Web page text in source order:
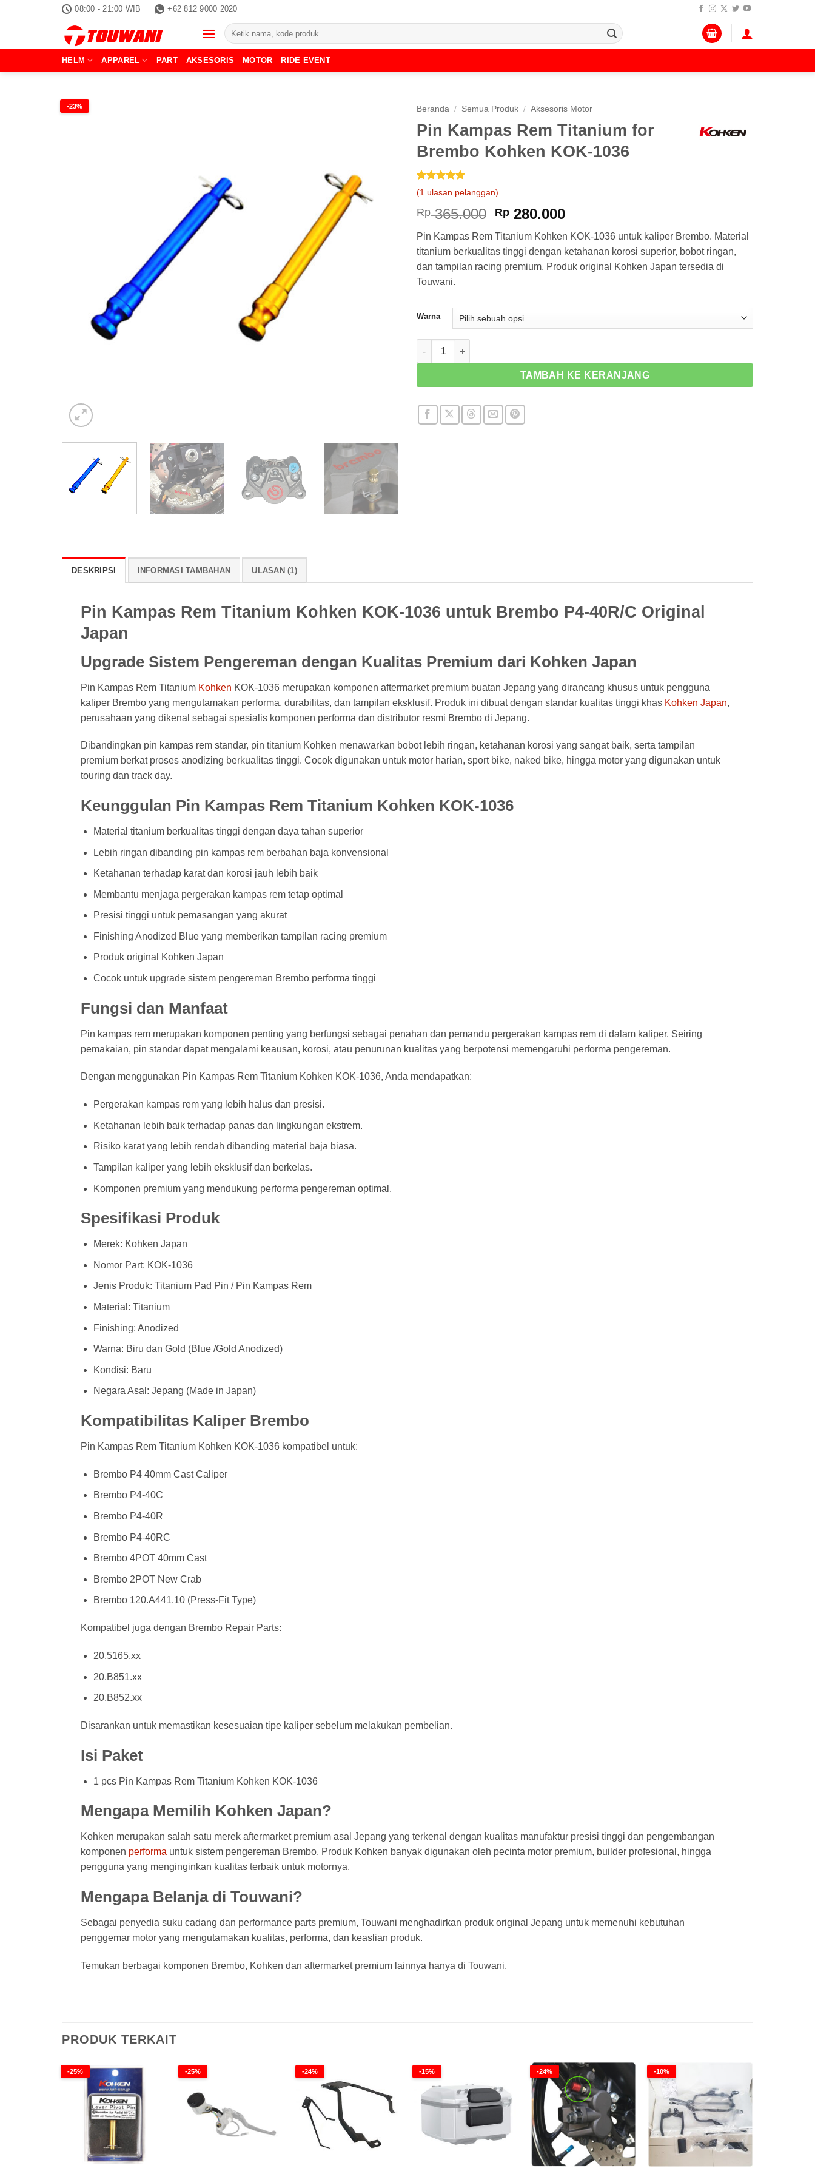
08:00 - 21:00 WIB +62 812 9000 2020
Pencarian
untuk:
HELM APPAREL PART AKSESORIS MOTOR RIDE EVENT
-23% Beranda / Semua Produk / Aksesoris Motor
Pin Kampas Rem Titanium for
Brembo Kohken KOK-1036
Peringkat5
dari 5
berdasarkan
1
penilaian
(1 ulasan pelanggan)
Rp365.000 Harga
adalah:
Rp 365.000.
Rp 280.000Harga
ini
adalah:
Rp 280.000.
Pin Kampas Rem Titanium Kohken KOK-1036 untuk kaliper Brembo. Material
titanium berkualitas tinggi dengan ketahanan korosi superior, bobot ringan,
dan tampilan racing premium. Produk original Kohken Japan tersedia di
Touwani.
Warna
Kuantitas Pin Kampas Rem Titanium for Brembo Kohken KOK-1036
TAMBAH KE KERANJANG
DESKRIPSI INFORMASI TAMBAHAN ULASAN (1)
Pin Kampas Rem Titanium Kohken KOK-1036 untuk Brembo P4-40R/C Original
Japan
Upgrade Sistem Pengereman dengan Kualitas Premium dari Kohken Japan
Pin Kampas Rem Titanium Kohken KOK-1036 merupakan komponen aftermarket premium buatan Jepang yang dirancang khusus untuk pengguna
kaliper Brembo yang mengutamakan performa, durabilitas, dan tampilan eksklusif. Produk ini dibuat dengan standar kualitas tinggi khas Kohken Japan,
perusahaan yang dikenal sebagai spesialis komponen performa dan distributor resmi Brembo di Jepang.
Dibandingkan pin kampas rem standar, pin titanium Kohken menawarkan bobot lebih ringan, ketahanan korosi yang sangat baik, serta tampilan
premium berkat proses anodizing berkualitas tinggi. Cocok digunakan untuk motor harian, sport bike, naked bike, hingga motor yang digunakan untuk
touring dan track day.
Keunggulan Pin Kampas Rem Titanium Kohken KOK-1036
Material titanium berkualitas tinggi dengan daya tahan superior
Lebih ringan dibanding pin kampas rem berbahan baja konvensional
Ketahanan terhadap karat dan korosi jauh lebih baik
Membantu menjaga pergerakan kampas rem tetap optimal
Presisi tinggi untuk pemasangan yang akurat
Finishing Anodized Blue yang memberikan tampilan racing premium
Produk original Kohken Japan
Cocok untuk upgrade sistem pengereman Brembo performa tinggi
Fungsi dan Manfaat
Pin kampas rem merupakan komponen penting yang berfungsi sebagai penahan dan pemandu pergerakan kampas rem di dalam kaliper. Seiring
pemakaian, pin standar dapat mengalami keausan, korosi, atau penurunan kualitas yang berpotensi memengaruhi performa pengereman.
Dengan menggunakan Pin Kampas Rem Titanium Kohken KOK-1036, Anda mendapatkan:
Pergerakan kampas rem yang lebih halus dan presisi.
Ketahanan lebih baik terhadap panas dan lingkungan ekstrem.
Risiko karat yang lebih rendah dibanding material baja biasa.
Tampilan kaliper yang lebih eksklusif dan berkelas.
Komponen premium yang mendukung performa pengereman optimal.
Spesifikasi Produk
Merek: Kohken Japan
Nomor Part: KOK-1036
Jenis Produk: Titanium Pad Pin / Pin Kampas Rem
Material: Titanium
Finishing: Anodized
Warna: Biru dan Gold (Blue /Gold Anodized)
Kondisi: Baru
Negara Asal: Jepang (Made in Japan)
Kompatibilitas Kaliper Brembo
Pin Kampas Rem Titanium Kohken KOK-1036 kompatibel untuk:
Brembo P4 40mm Cast Caliper
Brembo P4-40C
Brembo P4-40R
Brembo P4-40RC
Brembo 4POT 40mm Cast
Brembo 2POT New Crab
Brembo 120.A441.10 (Press-Fit Type)
Kompatibel juga dengan Brembo Repair Parts:
20.5165.xx
20.B851.xx
20.B852.xx
Disarankan untuk memastikan kesesuaian tipe kaliper sebelum melakukan pembelian.
Isi Paket
1 pcs Pin Kampas Rem Titanium Kohken KOK-1036
Mengapa Memilih Kohken Japan?
Kohken merupakan salah satu merek aftermarket premium asal Jepang yang terkenal dengan kualitas manufaktur presisi tinggi dan pengembangan
komponen performa untuk sistem pengereman Brembo. Produk Kohken banyak digunakan oleh pecinta motor premium, builder profesional, hingga
pengguna yang menginginkan kualitas terbaik untuk motornya.
Mengapa Belanja di Touwani?
Sebagai penyedia suku cadang dan performance parts premium, Touwani menghadirkan produk original Jepang untuk memenuhi kebutuhan
penggemar motor yang mengutamakan kualitas, performa, dan keaslian produk.
Temukan berbagai komponen Brembo, Kohken dan aftermarket premium lainnya hanya di Touwani.
PRODUK TERKAIT
-25% -25% -24% -15% -24% -10%